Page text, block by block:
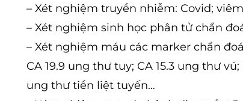
– Xét nghiệm truyền nhiễm: Covid;
– Xét nghiệm sinh học phân tử chẩn
– Xét nghiệm máu các marker chẩn
CA 19.9 ung thư tuy; CA 15.3 ung thư
ung thư tiền liệt tuyến…